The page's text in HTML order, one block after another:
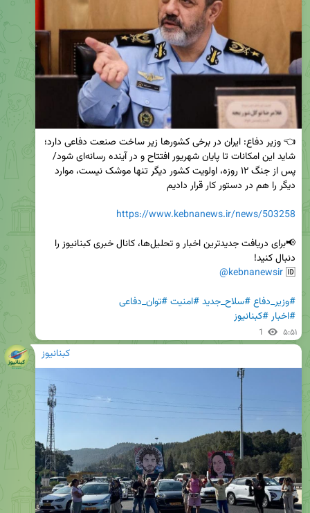
https://www.kebnanews.ir/news/503258
🆔
@kebnanewsir
#وزیر_دفاع#سلاح_جدید#امنیت#توان_دفاعی
#اخبار#کبنانیوز
1 ۵:۵۱
کبنانیوز